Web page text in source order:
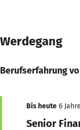
Werdegang
Berufserfahrung
Bis heute 6
Senior